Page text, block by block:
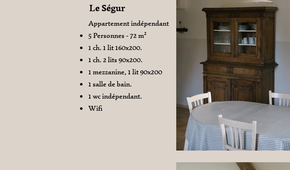
Le Ségur
Appartement indépendant
5 Personnes - 72 m²
1 ch. 1 lit 160x200.
1 ch. 2 lits 90x200.
1 mezzanine, 1 lit 90x200
1 salle de bain.
1 wc indépendant.
Wifi